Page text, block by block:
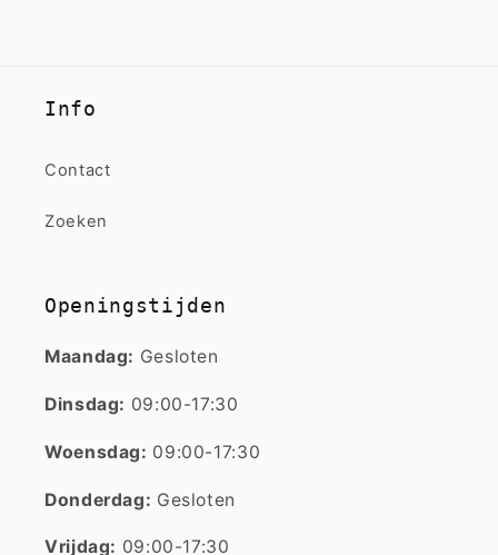
Info
Contact
Zoeken
Openingstijden
Maandag: Gesloten
Dinsdag: 09:00-17:30
Woensdag: 09:00-17:30
Donderdag: Gesloten
Vrijdag: 09:00-17:30